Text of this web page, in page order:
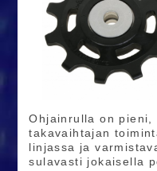
Ohjainrulla on pieni,
takavaihtajan
linjassa ja
sulavasti jokaisella